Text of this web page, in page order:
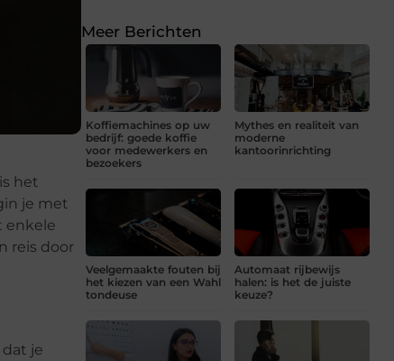
het
je met
enkele
reis door
je
Meer Berichten
Koffiemachines op uw
bedrijf: goede koffie
voor medewerkers en
bezoekers
Mythes en realiteit van
moderne
kantoorinrichting
Veelgemaakte fouten bij
het kiezen van een Wahl
tondeuse
Automaat rijbewijs
halen: is het de juiste
keuze?